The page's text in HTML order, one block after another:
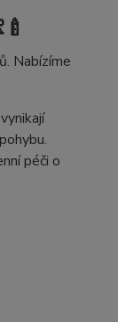
Nabízíme
vynikají
péči o